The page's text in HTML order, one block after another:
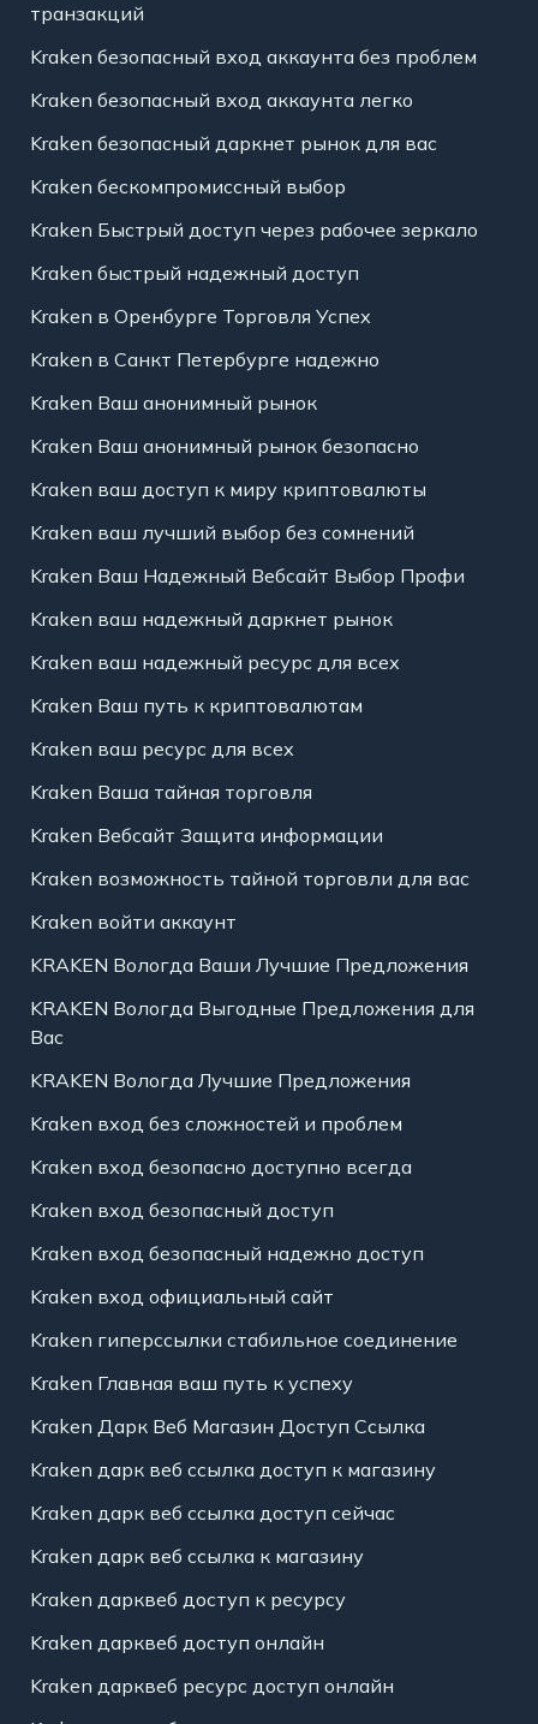
транзакций
Kraken безопасный вход аккаунта без проблем
Kraken безопасный вход аккаунта легко
Kraken безопасный даркнет рынок для вас
Kraken бескомпромиссный выбор
Kraken Быстрый доступ через рабочее зеркало
Kraken быстрый надежный доступ
Kraken в Оренбурге Торговля Успех
Kraken в Санкт Петербурге надежно
Kraken Ваш анонимный рынок
Kraken Ваш анонимный рынок безопасно
Kraken ваш доступ к миру криптовалюты
Kraken ваш лучший выбор без сомнений
Kraken Ваш Надежный Вебсайт Выбор Профи
Kraken ваш надежный даркнет рынок
Kraken ваш надежный ресурс для всех
Kraken Ваш путь к криптовалютам
Kraken ваш ресурс для всех
Kraken Ваша тайная торговля
Kraken Вебсайт Защита информации
Kraken возможность тайной торговли для вас
Kraken войти аккаунт
KRAKEN Вологда Ваши Лучшие Предложения
KRAKEN Вологда Выгодные Предложения для
Вас
KRAKEN Вологда Лучшие Предложения
Kraken вход без сложностей и проблем
Kraken вход безопасно доступно всегда
Kraken вход безопасный доступ
Kraken вход безопасный надежно доступ
Kraken вход официальный сайт
Kraken гиперссылки стабильное соединение
Kraken Главная ваш путь к успеху
Kraken Дарк Веб Магазин Доступ Ссылка
Kraken дарк веб ссылка доступ к магазину
Kraken дарк веб ссылка доступ сейчас
Kraken дарк веб ссылка к магазину
Kraken дарквеб доступ к ресурсу
Kraken дарквеб доступ онлайн
Kraken дарквеб ресурс доступ онлайн